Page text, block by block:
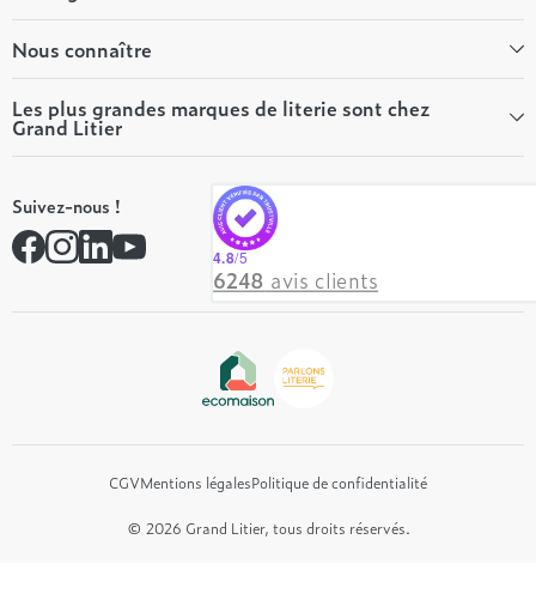
Bien-être
Conseils literie
Tous les articles du Mag
Tous nos guides
Nous connaître
Qui sommes-nous ?
Nos valeurs
Nos engagements
Rejoindre notre réseau
Contactez-nous
Les plus grandes marques de literie sont chez
Grand Litier
André Renault
Simmons
Hôtel & Lodge
Suivez-nous !
4.8/5
6248 avis clients
CGVMentions légalesPolitique de confidentialité
© 2026 Grand Litier, tous droits réservés.